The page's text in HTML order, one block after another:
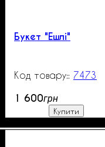
Букет "Ешлі"
7473
1 600грн
Купити